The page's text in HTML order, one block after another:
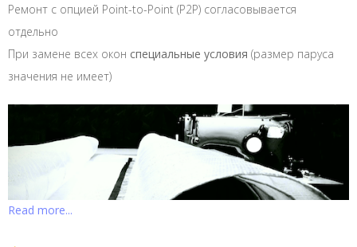
Ремонт с опцией Point-to-Point (P2P) согласовывается
отдельно
При замене всех окон специальные условия (размер паруса
значения не имеет)
Read more...